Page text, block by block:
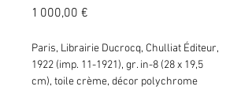
1 000,00 €
Paris, Librairie Ducrocq, Chulliat Éditeur,
1922 (imp. 11-1921), gr. in-8 (28 x 19,5
cm), toile crème, décor polychrome